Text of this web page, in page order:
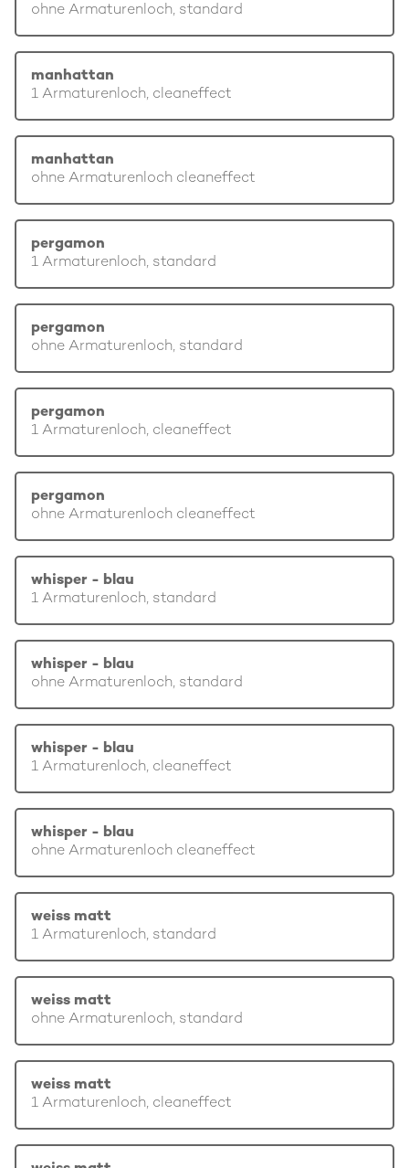
ohne Armaturenloch, standard
manhattan
1 Armaturenloch, cleaneffect
manhattan
ohne Armaturenloch cleaneffect
pergamon
1 Armaturenloch, standard
pergamon
ohne Armaturenloch, standard
pergamon
1 Armaturenloch, cleaneffect
pergamon
ohne Armaturenloch cleaneffect
whisper - blau
1 Armaturenloch, standard
whisper - blau
ohne Armaturenloch, standard
whisper - blau
1 Armaturenloch, cleaneffect
whisper - blau
ohne Armaturenloch cleaneffect
weiss matt
1 Armaturenloch, standard
weiss matt
ohne Armaturenloch, standard
weiss matt
1 Armaturenloch, cleaneffect